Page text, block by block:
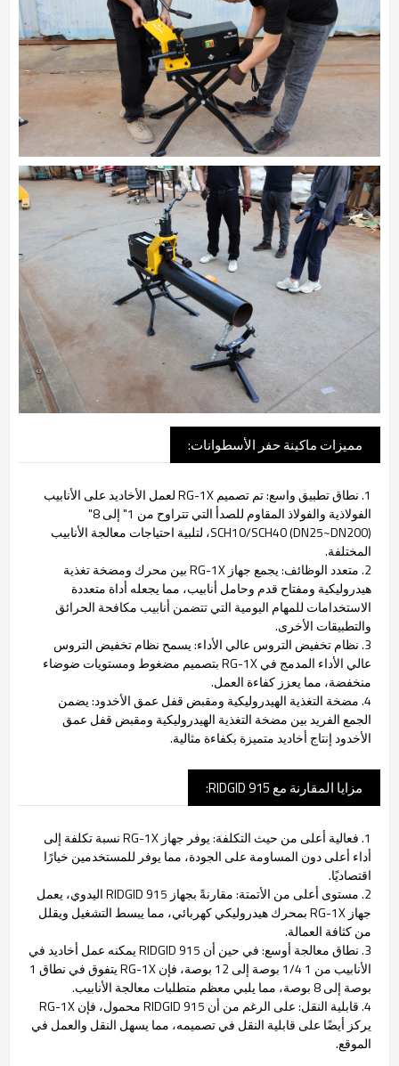
مميزات ماكينة حفر الأسطوانات:
1. نطاق تطبيق واسع: تم تصميم RG-1X لعمل الأخاديد على الأنابيب
الفولاذية والفولاذ المقاوم للصدأ التي تتراوح من 1" إلى 8"
(DN25~DN200) SCH10/SCH40، لتلبية احتياجات معالجة الأنابيب
المختلفة.
2. متعدد الوظائف: يجمع جهاز RG-1X بين محرك ومضخة تغذية
هيدروليكية ومفتاح قدم وحامل أنابيب، مما يجعله أداة متعددة
الاستخدامات للمهام اليومية التي تتضمن أنابيب مكافحة الحرائق
والتطبيقات الأخرى.
3. نظام تخفيض التروس عالي الأداء: يسمح نظام تخفيض التروس
عالي الأداء المدمج في RG-1X بتصميم مضغوط ومستويات ضوضاء
منخفضة، مما يعزز كفاءة العمل.
4. مضخة التغذية الهيدروليكية ومقبض قفل عمق الأخدود: يضمن
الجمع الفريد بين مضخة التغذية الهيدروليكية ومقبض قفل عمق
الأخدود إنتاج أخاديد متميزة بكفاءة مثالية.
مزايا المقارنة مع RIDGID 915:
1. فعالية أعلى من حيث التكلفة: يوفر جهاز RG-1X نسبة تكلفة إلى
أداء أعلى دون المساومة على الجودة، مما يوفر للمستخدمين خيارًا
اقتصاديًا.
2. مستوى أعلى من الأتمتة: مقارنةً بجهاز RIDGID 915 اليدوي، يعمل
جهاز RG-1X بمحرك هيدروليكي كهربائي، مما يبسط التشغيل ويقلل
من كثافة العمالة.
3. نطاق معالجة أوسع: في حين أن RIDGID 915 يمكنه عمل أخاديد في
الأنابيب من 1 1/4 بوصة إلى 12 بوصة، فإن RG-1X يتفوق في نطاق 1
بوصة إلى 8 بوصة، مما يلبي معظم متطلبات معالجة الأنابيب.
4. قابلية النقل: على الرغم من أن RIDGID 915 محمول، فإن RG-1X
يركز أيضًا على قابلية النقل في تصميمه، مما يسهل النقل والعمل في
الموقع.